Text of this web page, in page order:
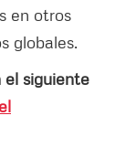
en otros
globales.
el siguiente